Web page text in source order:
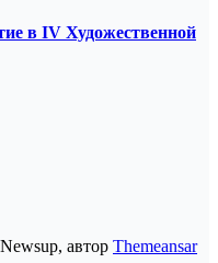
в IV Художественной
автор Themeansar